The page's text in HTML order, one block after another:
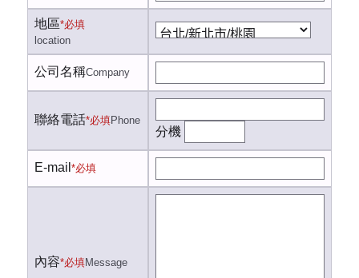
地區*必填
location
公司名稱Company
聯絡電話*必填Phone
分機
E-mail *必填
內容*必填Message